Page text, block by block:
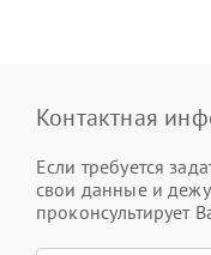
Контактная
Если требуется
свои данные и
проконсультирует